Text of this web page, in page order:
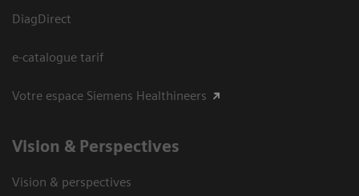
DiagDirect
e-catalogue tarif
Votre espace Siemens Healthineers
Vision ​& Perspectives
Vision & perspectives